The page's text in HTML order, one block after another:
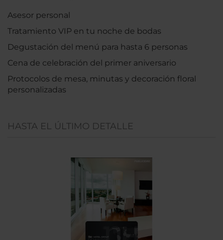
Asesor personal
Tratamiento VIP en tu noche de bodas
Degustación del menú para hasta 6 personas
Cena de celebración del primer aniversario
Protocolos de mesa, minutas y decoración floral
personalizadas
HASTA EL ÚLTIMO DETALLE